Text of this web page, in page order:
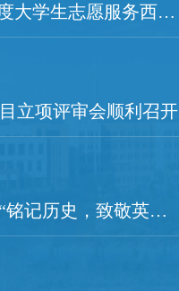
我校9名学子成功入选2026-2027年度大学生志愿服务西部计划
立项评审会顺利召开
知行合一润初心 银幕传史敬忠魂 | “铭记历史，致敬英雄”大学生微电影展示活动圆满收官